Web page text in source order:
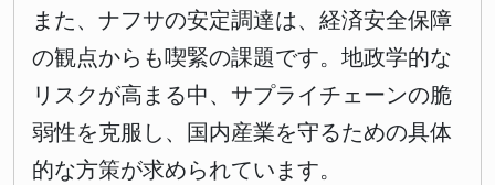
また、ナフサの安定調達は、経済安全保障
の観点からも喫緊の課題です。地政学的な
リスクが高まる中、サプライチェーンの脆
弱性を克服し、国内産業を守るための具体
的な方策が求められています。